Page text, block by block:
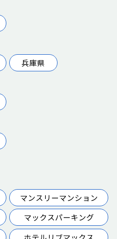
兵庫県
マンスリーマンション
マックスパーキング